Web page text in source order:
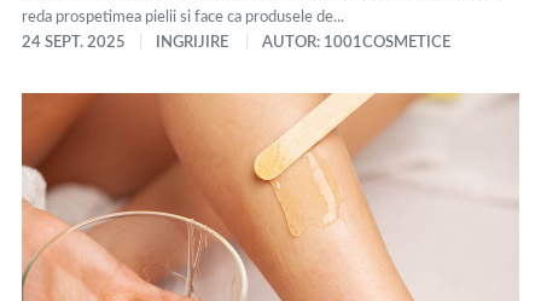
reda prospetimea pielii si face ca produsele de...
24 SEPT. 2025
INGRIJIRE AUTOR: 1001COSMETICE